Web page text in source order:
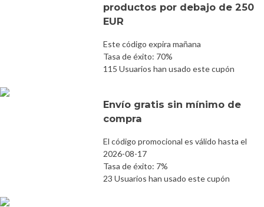
productos por debajo de 250
EUR
Este código expira mañana
Tasa de éxito: 70%
115 Usuarios han usado este cupón
Envío gratis sin mínimo de
compra
El código promocional es válido hasta el
2026-08-17
Tasa de éxito: 7%
23 Usuarios han usado este cupón